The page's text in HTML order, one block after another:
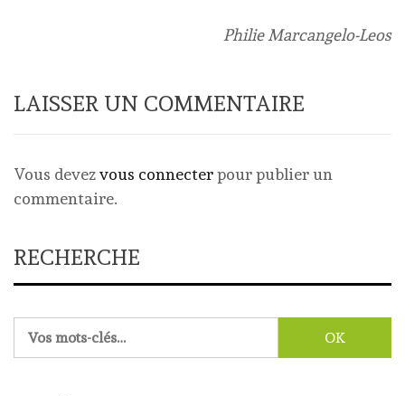
Philie Marcangelo-Leos
LAISSER UN COMMENTAIRE
Vous devezvous connecterpour publier un
commentaire.
RECHERCHE